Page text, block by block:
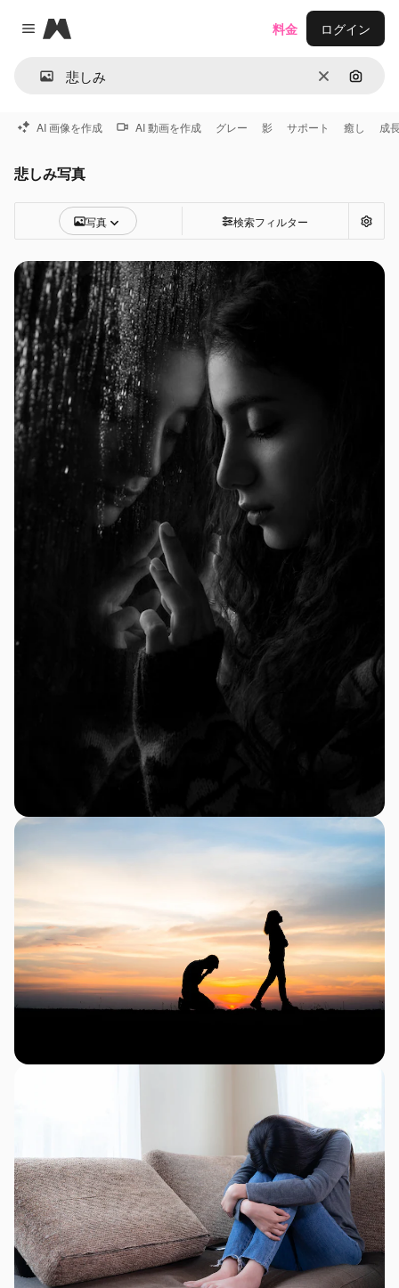
Close menu
Magnific
消去 画像で
料金 ログイン
AI 画像を作成 AI 動画を作成 グレー 影 サポート 癒し 成
悲しみ写真
写真 検索フィルター